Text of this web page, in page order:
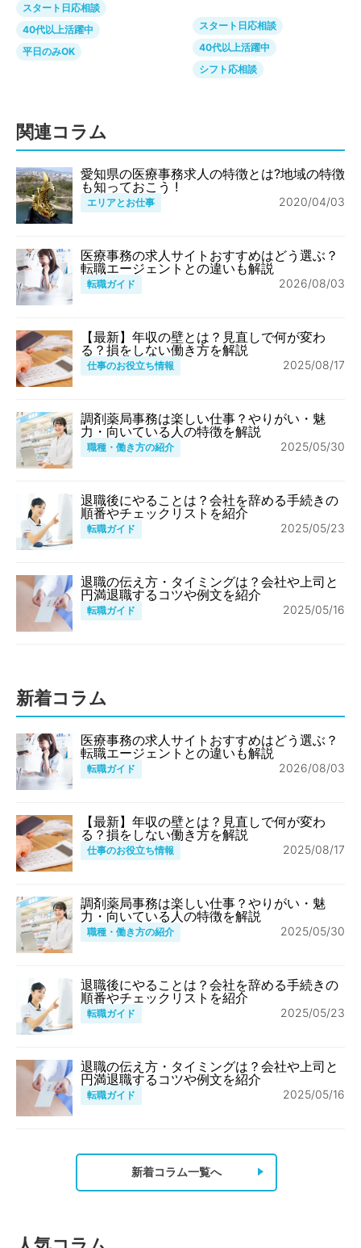
スタート日応相談
40代以上活躍中
平日のみOK
スタート日応相談
40代以上活躍中
シフト応相談
関連コラム
愛知県の医療事務求人の特徴とは?地域の特徴
も知っておこう !
エリアとお仕事 2020/04/03
医療事務の求人サイトおすすめはどう選ぶ？
転職エージェントとの違いも解説
転職ガイド 2026/08/03
【最新】年収の壁とは？見直しで何が変わ
る？損をしない働き方を解説
仕事のお役立ち情報 2025/08/17
調剤薬局事務は楽しい仕事？やりがい・魅
力・向いている人の特徴を解説
職種・働き方の紹介 2025/05/30
退職後にやることは？会社を辞める手続きの
順番やチェックリストを紹介
転職ガイド 2025/05/23
退職の伝え方・タイミングは？会社や上司と
円満退職するコツや例文を紹介
転職ガイド 2025/05/16
新着コラム
医療事務の求人サイトおすすめはどう選ぶ？
転職エージェントとの違いも解説
転職ガイド 2026/08/03
【最新】年収の壁とは？見直しで何が変わ
る？損をしない働き方を解説
仕事のお役立ち情報 2025/08/17
調剤薬局事務は楽しい仕事？やりがい・魅
力・向いている人の特徴を解説
職種・働き方の紹介 2025/05/30
退職後にやることは？会社を辞める手続きの
順番やチェックリストを紹介
転職ガイド 2025/05/23
退職の伝え方・タイミングは？会社や上司と
円満退職するコツや例文を紹介
転職ガイド 2025/05/16
新着コラム一覧へ